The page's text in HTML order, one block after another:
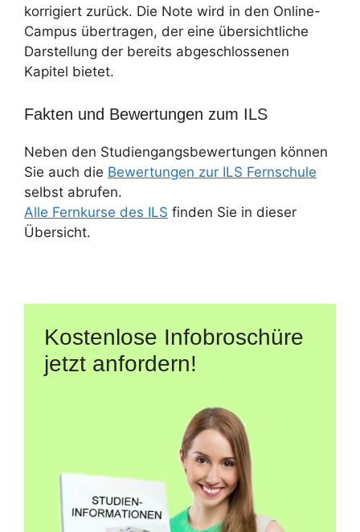
korrigiert zurück. Die Note wird in den Online-
Campus übertragen, der eine übersichtliche
Darstellung der bereits abgeschlossenen
Kapitel bietet.
Fakten und Bewertungen zum ILS
Neben den Studiengangsbewertungen können
Sie auch die Bewertungen zur ILS Fernschule
selbst abrufen.
Alle Fernkurse des ILS finden Sie in dieser
Übersicht.
Kostenlose Infobroschüre
jetzt anfordern!